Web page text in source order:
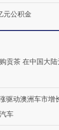
什么让中产们甘
找虐”？
元公积金
贡茶 在中国大
驱动澳洲车市增
车